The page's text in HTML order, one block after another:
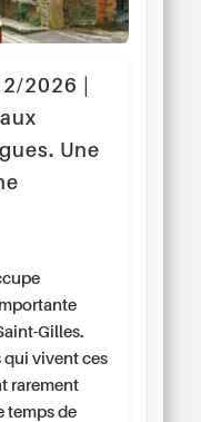
2026 |
Une
Gilles.
qui vivent ces
rarement
temps de